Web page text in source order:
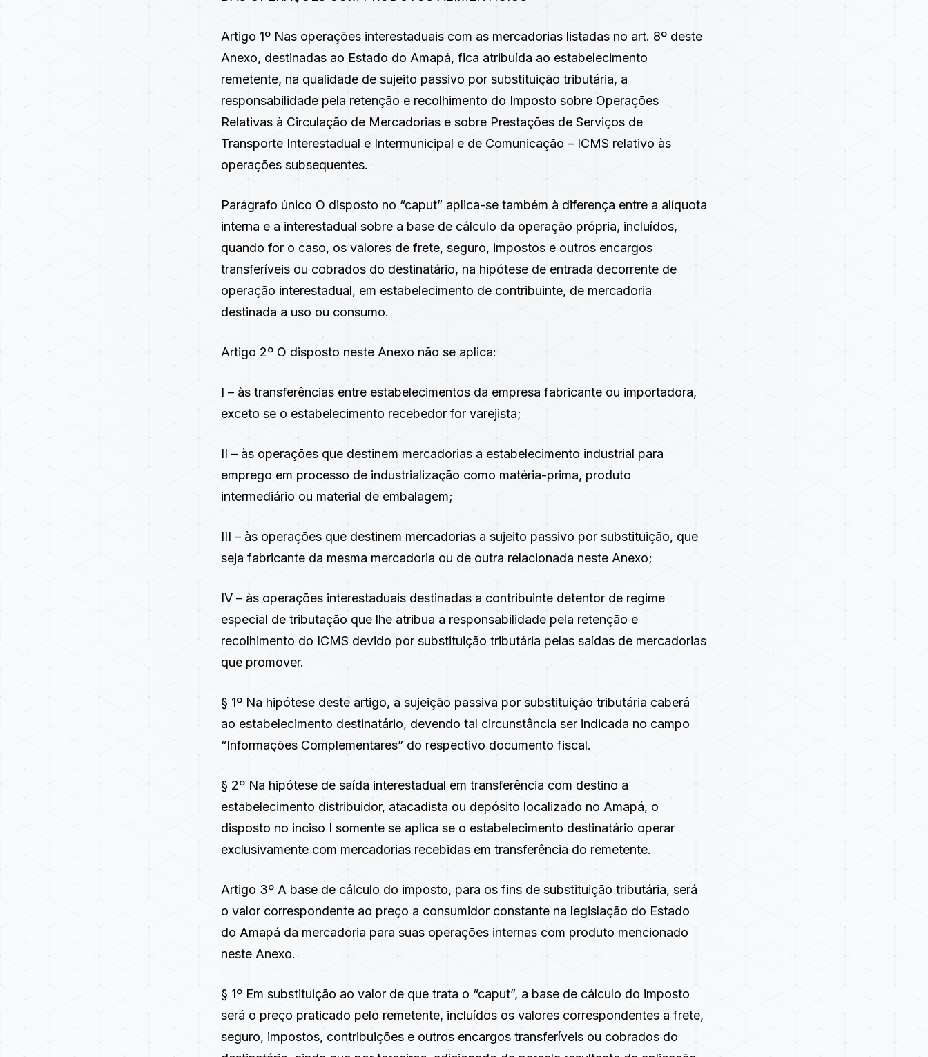
Artigo 1º Nas operações interestaduais com as mercadorias listadas no art. 8º deste
Anexo, destinadas ao Estado do Amapá, fica atribuída ao estabelecimento
remetente, na qualidade de sujeito passivo por substituição tributária, a
responsabilidade pela retenção e recolhimento do Imposto sobre Operações
Relativas à Circulação de Mercadorias e sobre Prestações de Serviços de
Transporte Interestadual e Intermunicipal e de Comunicação – ICMS relativo às
operações subsequentes.
Parágrafo único O disposto no “caput” aplica-se também à diferença entre a alíquota
interna e a interestadual sobre a base de cálculo da operação própria, incluídos,
quando for o caso, os valores de frete, seguro, impostos e outros encargos
transferíveis ou cobrados do destinatário, na hipótese de entrada decorrente de
operação interestadual, em estabelecimento de contribuinte, de mercadoria
destinada a uso ou consumo.
Artigo 2º O disposto neste Anexo não se aplica:
I – às transferências entre estabelecimentos da empresa fabricante ou importadora,
exceto se o estabelecimento recebedor for varejista;
II – às operações que destinem mercadorias a estabelecimento industrial para
emprego em processo de industrialização como matéria-prima, produto
intermediário ou material de embalagem;
III – às operações que destinem mercadorias a sujeito passivo por substituição, que
seja fabricante da mesma mercadoria ou de outra relacionada neste Anexo;
IV – às operações interestaduais destinadas a contribuinte detentor de regime
especial de tributação que lhe atribua a responsabilidade pela retenção e
recolhimento do ICMS devido por substituição tributária pelas saídas de mercadorias
que promover.
§ 1º Na hipótese deste artigo, a sujeição passiva por substituição tributária caberá
ao estabelecimento destinatário, devendo tal circunstância ser indicada no campo
“Informações Complementares” do respectivo documento fiscal.
§ 2º Na hipótese de saída interestadual em transferência com destino a
estabelecimento distribuidor, atacadista ou depósito localizado no Amapá, o
disposto no inciso I somente se aplica se o estabelecimento destinatário operar
exclusivamente com mercadorias recebidas em transferência do remetente.
Artigo 3º A base de cálculo do imposto, para os fins de substituição tributária, será
o valor correspondente ao preço a consumidor constante na legislação do Estado
do Amapá da mercadoria para suas operações internas com produto mencionado
neste Anexo.
§ 1º Em substituição ao valor de que trata o “caput”, a base de cálculo do imposto
será o preço praticado pelo remetente, incluídos os valores correspondentes a frete,
seguro, impostos, contribuições e outros encargos transferíveis ou cobrados do